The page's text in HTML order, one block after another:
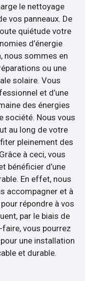
le nettoyage
vos panneaux. De
quiétude votre
d’énergie
nous sommes en
ou une
solaire. Vous
et d’une
des énergies
société. Nous vous
au long de votre
pleinement des
à ceci, vous
bénéficier d’une
En effet, nous
accompagner et à
répondre à vos
par le biais de
vous pourrez
une installation
et durable.